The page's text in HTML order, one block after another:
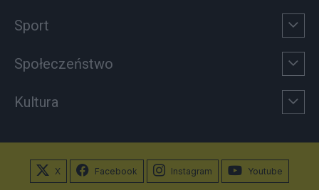
Sport
Społeczeństwo
Kultura
X Facebook Instagram Youtube